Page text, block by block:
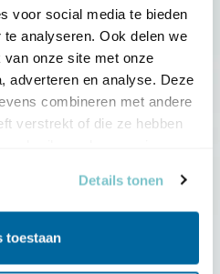
voor social media te bieden
analyseren. Ook delen we
onze site met onze
adverteren en analyse. Deze
combineren met andere
verstrekt of die ze hebben
Details tonen
toestaan